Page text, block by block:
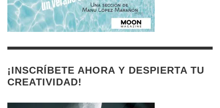
¡INSCRÍBETE AHORA Y DESPIERTA TU
CREATIVIDAD!